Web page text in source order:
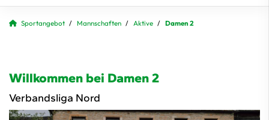
Sportangebot Mannschaften Aktive Damen 2
Willkommen bei Damen 2
Verbandsliga Nord